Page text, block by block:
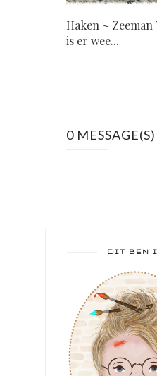
Haken ~ Zeeman
is er wee...
0 MESSAGE(S)
DIT BEN